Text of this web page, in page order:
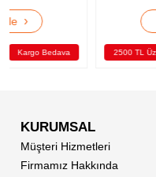
2500 TL Üzeri Kargo Bedava
KURUMSAL
Müşteri Hizmetleri
Firmamız Hakkında